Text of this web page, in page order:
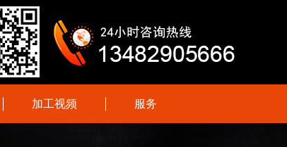
加工视频 服务